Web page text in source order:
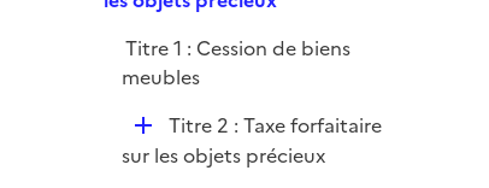
r
i
e
r
Titre 1 : Cession de biens
meubles
D
é
Titre 2 : Taxe forfaitaire
sur les objets précieux